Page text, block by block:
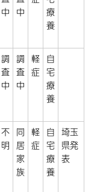
中 中
療
養
調
査
中
調
査
中
軽
症
自
宅
療
養
不
明
同
居
家
族
軽
症
自
宅
療
養
埼玉
県発
表